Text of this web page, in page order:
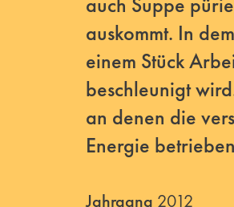
auskommt. In
einem Stück
beschleunigt
an denen die
Energie
Jahrgang 2012